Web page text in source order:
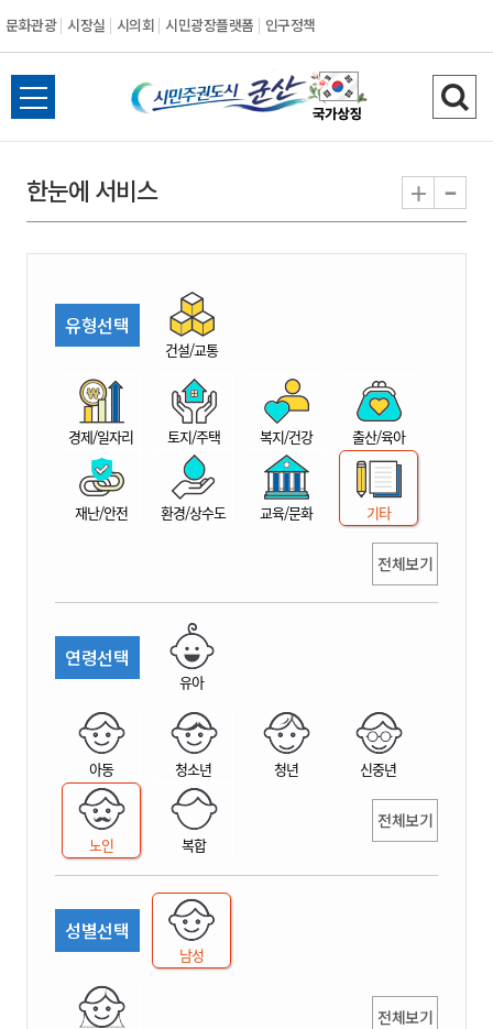
문화관광 시장실 시의회 시민광장플랫폼 인구정책
시
민
권
시
산
전
체
뉴
열
검
색
기
한눈에 서비스 + -
유형선택
건설/교통
경제/일자리 토지/주택 복지/건강 출산/육아
재난/안전 환경/상수도 교육/문화 기타
전체보기
연령선택
유아
아동 청소년 청년 신중년
노인 복합
전체보기
성별선택
남성
전체보기